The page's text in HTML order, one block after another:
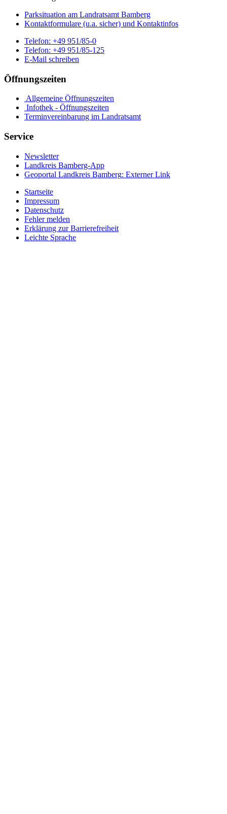
Parksituation am Landratsamt Bamberg
Kontaktformulare (u.a. sicher) und Kontaktinfos
Telefon: +49 951/85-0
Telefon: +49 951/85-125
E-Mail schreiben
Öffnungszeiten
Allgemeine Öffnungszeiten
Infothek - Öffnungszeiten
Terminvereinbarung im Landratsamt
Service
Newsletter
Landkreis Bamberg-App
Geoportal Landkreis Bamberg: Externer Link
Startseite
Impressum
Datenschutz
Fehler melden
Erklärung zur Barrierefreiheit
Leichte Sprache